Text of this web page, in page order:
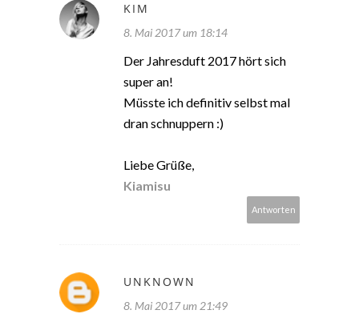
KIM
8. Mai 2017 um 18:14
Der Jahresduft 2017 hört sich
super an!
Müsste ich definitiv selbst mal
dran schnuppern :)
Liebe Grüße,
Kiamisu
Antworten
UNKNOWN
8. Mai 2017 um 21:49